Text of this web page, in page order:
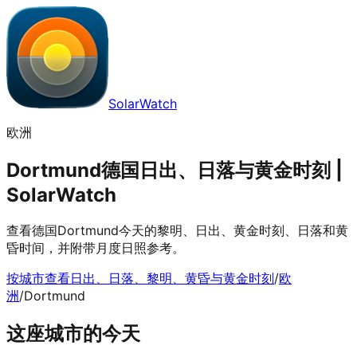
SolarWatch
欧洲
Dortmund德国日出、日落与黄金时刻 |
SolarWatch
查看德国Dortmund今天的黎明、日出、黄金时刻、日落和黄
昏时间，并附带月度日照参考。
按城市查看日出、日落、黎明、黄昏与黄金时刻/欧
洲/Dortmund
这座城市的今天